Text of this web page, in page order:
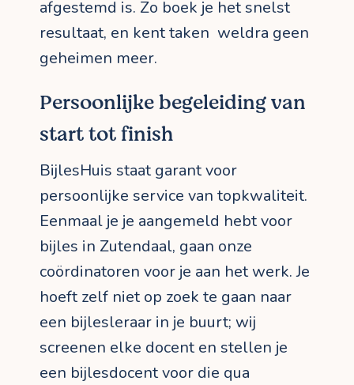
afgestemd is. Zo boek je het snelst
resultaat, en kent taken weldra geen
geheimen meer.
Persoonlijke begeleiding van
start tot finish
BijlesHuis staat garant voor
persoonlijke service van topkwaliteit.
Eenmaal je je aangemeld hebt voor
bijles in Zutendaal, gaan onze
coördinatoren voor je aan het werk. Je
hoeft zelf niet op zoek te gaan naar
een bijlesleraar in je buurt; wij
screenen elke docent en stellen je
een bijlesdocent voor die qua